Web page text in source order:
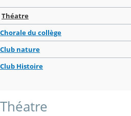
Théatre
Chorale du collège
Club nature
Club Histoire
Théatre